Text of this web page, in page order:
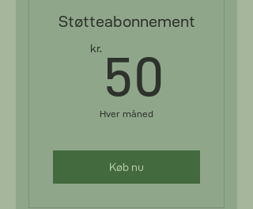
Støtteabonnement
kr. 50
Hver måned
Køb nu